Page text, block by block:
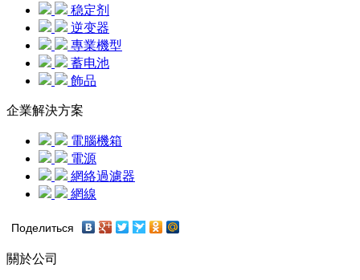
稳定剂
逆变器
專業機型
蓄电池
飾品
企業解決方案
電腦機箱
電源
網絡過濾器
網線
Поделиться
關於公司